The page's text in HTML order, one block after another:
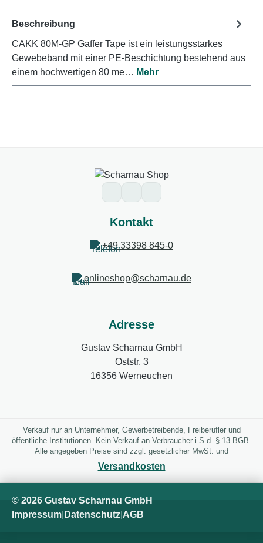
Beschreibung
CAKK 80M-GP Gaffer Tape ist ein leistungsstarkes
Gewebeband mit einer PE-Beschichtung bestehend aus
einem hochwertigen 80 me… Mehr
Kontakt
+49 33398 845-0
onlineshop@scharnau.de
Adresse
Gustav Scharnau GmbH
Oststr. 3
16356 Werneuchen
Verkauf nur an Unternehmer, Gewerbetreibende, Freiberufler und
öffentliche Institutionen. Kein Verkauf an Verbraucher i.S.d. § 13 BGB.
Alle angegeben Preise sind zzgl. gesetzlicher MwSt. und
Versandkosten
© 2026 Gustav Scharnau GmbH
Impressum Datenschutz AGB